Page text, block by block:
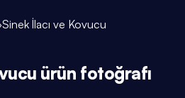
Sinek İlacı ve Kovucu
ürün fotoğrafı